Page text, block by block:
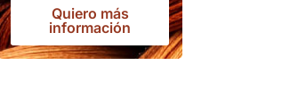
Quiero más
información